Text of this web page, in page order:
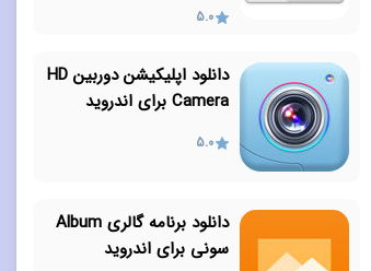
5.0
دانلود اپلیکیشن دوربین HD
Camera برای اندروید
5.0
دانلود برنامه گالری Album
سونی برای اندروید